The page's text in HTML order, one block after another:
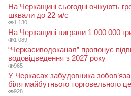
На Черкащині сьогодні очікують
шквали до 22 м/с
1 130
На Черкащині виграли 1 000 000
1 089
“Черкасиводоканал” пропонує
водовідведення з 2027 року
965
У Черкасах забудовника
біля майбутнього торговельного
928